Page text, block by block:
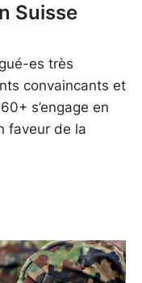
Suisse
es très
convaincants et
s’engage en
faveur de la